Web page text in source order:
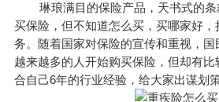
琳琅满目的保险产品，天书式的条
买保险，但不知道怎么买，买哪家好
务。随着国家对保险的宣传和重视，国
越来越多的人开始购买保险，但却有
合自己6年的行业经验，给大家出谋划策